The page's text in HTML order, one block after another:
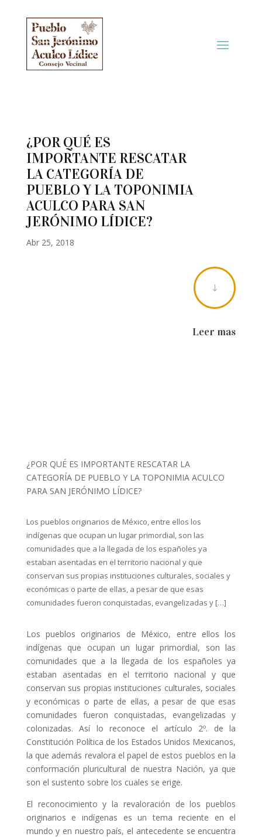
¿POR QUÉ ES
IMPORTANTE RESCATAR
LA CATEGORÍA DE
PUEBLO Y LA TOPONIMIA
ACULCO PARA SAN
JERÓNIMO LÍDICE?
Abr 25, 2018
"
Leer mas
¿POR QUÉ ES IMPORTANTE RESCATAR LA
CATEGORÍA DE PUEBLO Y LA TOPONIMIA ACULCO
PARA SAN JERÓNIMO LÍDICE?
Los pueblos originarios de México, entre ellos los
indígenas que ocupan un lugar primordial, son las
comunidades que a la llegada de los españoles ya
estaban asentadas en el territorio nacional y que
conservan sus propias instituciones culturales, sociales y
económicas o parte de ellas, a pesar de que esas
comunidades fueron conquistadas, evangelizadas y […]
Los pueblos originarios de México, entre ellos los
indígenas que ocupan un lugar primordial, son las
comunidades que a la llegada de los españoles ya
estaban asentadas en el territorio nacional y que
conservan sus propias instituciones culturales, sociales
y económicas o parte de ellas, a pesar de que esas
comunidades fueron conquistadas, evangelizadas y
colonizadas. Así lo reconoce el artículo 2º. de la
Constitución Política de los Estados Unidos Mexicanos,
la que además revalora el papel de estos pueblos en la
conformación pluricultural de nuestra Nación, ya que
son el sustento sobre los cuales se erige.
El reconocimiento y la revaloración de los pueblos
originarios e indígenas es un tema reciente en el
mundo y en nuestro país, el antecedente se encuentra